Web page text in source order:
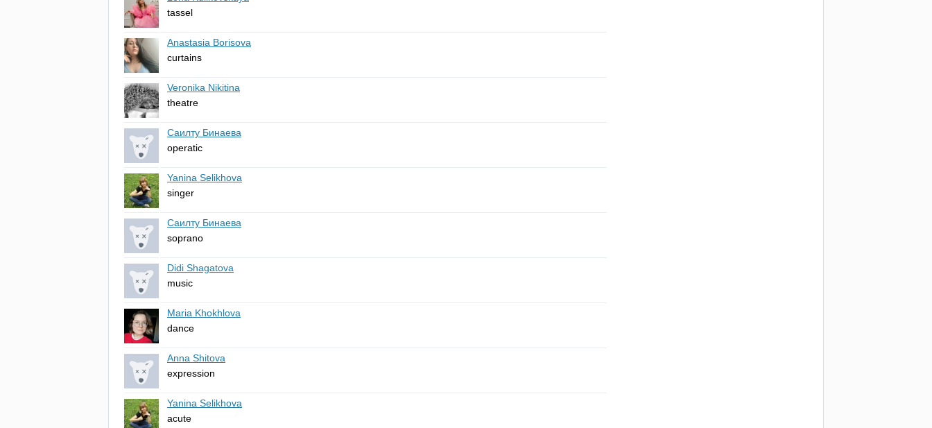
tassel
Anastasia Borisova
curtains
Veronika Nikitina
theatre
Саилту Бинаева
operatic
Yanina Selikhova
singer
Саилту Бинаева
soprano
Didi Shagatova
music
Maria Khokhlova
dance
Anna Shitova
expression
Yanina Selikhova
acute